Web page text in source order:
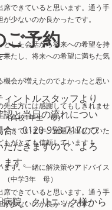
できていると思います。通う手
が少ないのか良かったです。
した会話から将来への希望を持
たし、将来への希望に満ちた気
会が増えたのでよかったと思い
生方には感謝してもしきれませ
（高校1年生 母）
きています。宿題を出していた
もがとても信頼しています！
す。一緒に解決策やアドバイス
（中学3年 母）
できていると思います。通う手
が少ないのか良かったです。
ご予約
ントルスタッフより
と当日の流れについ
、0120-953-717のフ
だきますので、よろ
す。
病院・クリニック様から